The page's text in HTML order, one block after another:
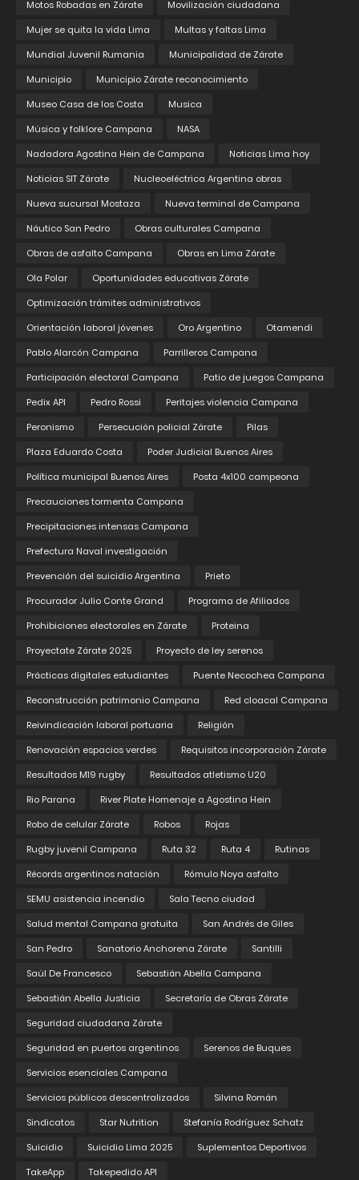
Motos Robadas en Zárate
Movilización ciudadana
Mujer se quita la vida Lima
Multas y faltas Lima
Mundial Juvenil Rumania
Municipalidad de Zárate
Municipio
Municipio Zárate reconocimiento
Museo Casa de los Costa
Musica
Música y folklore Campana
NASA
Nadadora Agostina Hein de Campana
Noticias Lima hoy
Noticias SIT Zárate
Nucleoeléctrica Argentina obras
Nueva sucursal Mostaza
Nueva terminal de Campana
Náutico San Pedro
Obras culturales Campana
Obras de asfalto Campana
Obras en Lima Zárate
Ola Polar
Oportunidades educativas Zárate
Optimización trámites administrativos
Orientación laboral jóvenes
Oro Argentino
Otamendi
Pablo Alarcón Campana
Parrilleros Campana
Participación electoral Campana
Patio de juegos Campana
Pedix API
Pedro Rossi
Peritajes violencia Campana
Peronismo
Persecución policial Zárate
Pilas
Plaza Eduardo Costa
Poder Judicial Buenos Aires
Política municipal Buenos Aires
Posta 4x100 campeona
Precauciones tormenta Campana
Precipitaciones intensas Campana
Prefectura Naval investigación
Prevención del suicidio Argentina
Prieto
Procurador Julio Conte Grand
Programa de Afiliados
Prohibiciones electorales en Zárate
Proteina
Proyectate Zárate 2025
Proyecto de ley serenos
Prácticas digitales estudiantes
Puente Necochea Campana
Reconstrucción patrimonio Campana
Red cloacal Campana
Reivindicación laboral portuaria
Religión
Renovación espacios verdes
Requisitos incorporación Zárate
Resultados M19 rugby
Resultados atletismo U20
Rio Parana
River Plate Homenaje a Agostina Hein
Robo de celular Zárate
Robos
Rojas
Rugby juvenil Campana
Ruta 32 Ruta 4
Rutinas
Récords argentinos natación
Rómulo Noya asfalto
SEMU asistencia incendio
Sala Tecno ciudad
Salud mental Campana gratuita
San Andrés de Giles
San Pedro
Sanatorio Anchorena Zárate
Santilli
Saúl De Francesco
Sebastián Abella Campana
Sebastián Abella Justicia
Secretaría de Obras Zárate
Seguridad ciudadana Zárate
Seguridad en puertos argentinos
Serenos de Buques
Servicios esenciales Campana
Servicios públicos descentralizados
Silvina Román
Sindicatos
Star Nutrition
Stefanía Rodríguez Schatz
Suicidio
Suicidio Lima 2025
Suplementos Deportivos
TakeApp
Takepedido API